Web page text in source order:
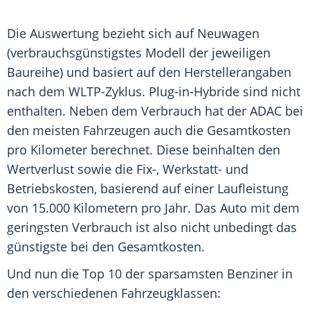
Die Auswertung bezieht sich auf Neuwagen
(verbrauchsgünstigstes Modell der jeweiligen
Baureihe) und basiert auf den Herstellerangaben
nach dem WLTP-Zyklus. Plug-in-Hybride sind nicht
enthalten. Neben dem Verbrauch hat der ADAC bei
den meisten Fahrzeugen auch die Gesamtkosten
pro Kilometer berechnet. Diese beinhalten den
Wertverlust sowie die Fix-, Werkstatt- und
Betriebskosten, basierend auf einer Laufleistung
von 15.000 Kilometern pro Jahr. Das Auto mit dem
geringsten Verbrauch ist also nicht unbedingt das
günstigste bei den Gesamtkosten.
Und nun die Top 10 der sparsamsten Benziner in
den verschiedenen Fahrzeugklassen: